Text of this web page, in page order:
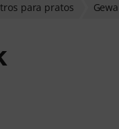
para pratos Gewa